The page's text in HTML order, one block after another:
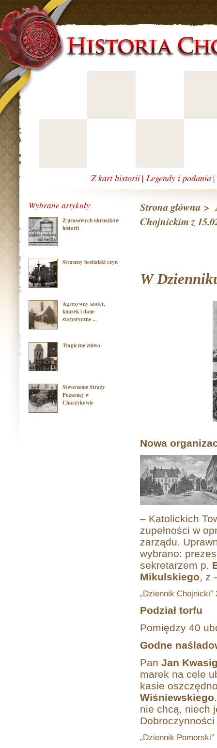
Z kart historii | Legendy i podania |
Wybrane artykuły
Z prasowych okruszków
historii
Straszny bestialski czyn
Agresywny szofer,
knurek i dane
statystyczne ...
Tragiczne żniwo
Stworzenie Straży
Pożarnej w
Charzykowie
Strona główna >
Chojnickim z
W
Nowa
– Katolickich
zupełności w
zarządu.
wybrano:
sekretarzem p.
Mikulskiego, z
„Dziennik Chojnicki”
Podział torfu
Pomiędzy 40
Godne
Pan Jan
marek na cele
kasie
Wiśniewskiego
nie chcą, niech
Dobroczynności
„Dziennik Pomorski”